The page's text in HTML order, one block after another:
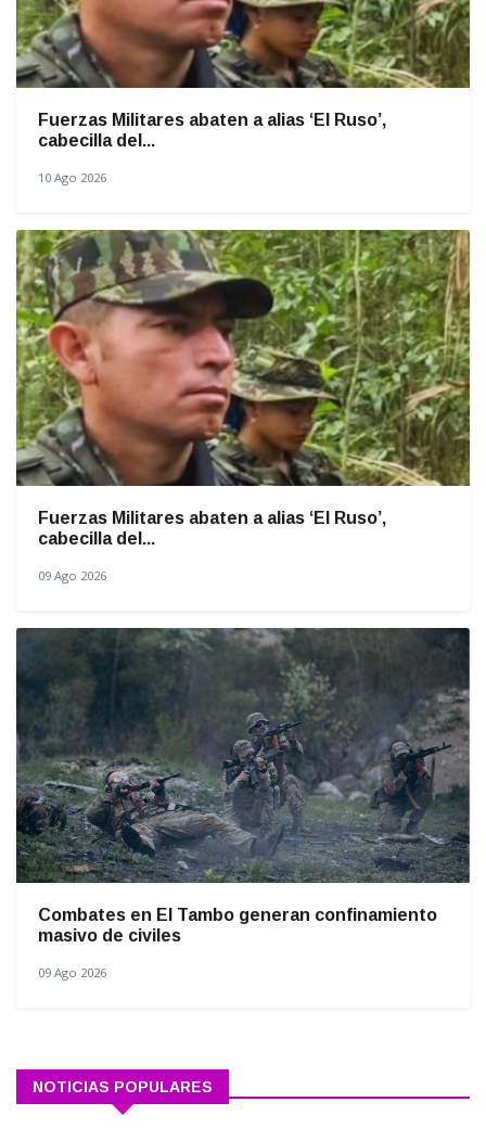
Fuerzas Militares abaten a alias ‘El Ruso’,
cabecilla del...
10 Ago 2026
Fuerzas Militares abaten a alias ‘El Ruso’,
cabecilla del...
09 Ago 2026
Combates en El Tambo generan confinamiento
masivo de civiles
09 Ago 2026
NOTICIAS POPULARES